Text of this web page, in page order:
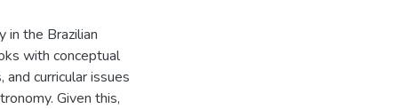
in the Brazilian
with conceptual
curricular issues
Given this,